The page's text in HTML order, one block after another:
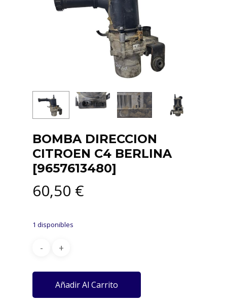
BOMBA DIRECCION
CITROEN C4 BERLINA
[9657613480]
60,50 €
1 disponibles
Añadir Al Carrito